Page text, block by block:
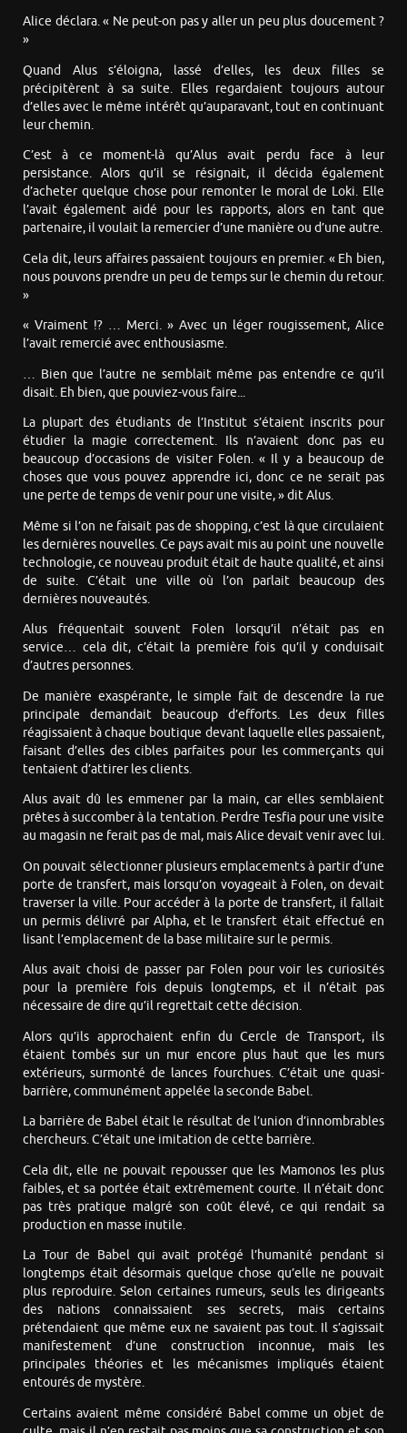
Alice déclara. « Ne peut-on pas y aller un peu plus doucement ?
»
Quand Alus s’éloigna, lassé d’elles, les deux filles se
précipitèrent à sa suite. Elles regardaient toujours autour
d’elles avec le même intérêt qu’auparavant, tout en continuant
leur chemin.
C’est à ce moment-là qu’Alus avait perdu face à leur
persistance. Alors qu’il se résignait, il décida également
d’acheter quelque chose pour remonter le moral de Loki. Elle
l’avait également aidé pour les rapports, alors en tant que
partenaire, il voulait la remercier d’une manière ou d’une autre.
Cela dit, leurs affaires passaient toujours en premier. « Eh bien,
nous pouvons prendre un peu de temps sur le chemin du retour.
»
« Vraiment !? … Merci. » Avec un léger rougissement, Alice
l’avait remercié avec enthousiasme.
… Bien que l’autre ne semblait même pas entendre ce qu’il
disait. Eh bien, que pouviez-vous faire...
La plupart des étudiants de l’Institut s’étaient inscrits pour
étudier la magie correctement. Ils n’avaient donc pas eu
beaucoup d’occasions de visiter Folen. « Il y a beaucoup de
choses que vous pouvez apprendre ici, donc ce ne serait pas
une perte de temps de venir pour une visite, » dit Alus.
Même si l’on ne faisait pas de shopping, c’est là que circulaient
les dernières nouvelles. Ce pays avait mis au point une nouvelle
technologie, ce nouveau produit était de haute qualité, et ainsi
de suite. C’était une ville où l’on parlait beaucoup des
dernières nouveautés.
Alus fréquentait souvent Folen lorsqu’il n’était pas en
service… cela dit, c’était la première fois qu’il y conduisait
d’autres personnes.
De manière exaspérante, le simple fait de descendre la rue
principale demandait beaucoup d’efforts. Les deux filles
réagissaient à chaque boutique devant laquelle elles passaient,
faisant d’elles des cibles parfaites pour les commerçants qui
tentaient d’attirer les clients.
Alus avait dû les emmener par la main, car elles semblaient
prêtes à succomber à la tentation. Perdre Tesfia pour une visite
au magasin ne ferait pas de mal, mais Alice devait venir avec lui.
On pouvait sélectionner plusieurs emplacements à partir d’une
porte de transfert, mais lorsqu’on voyageait à Folen, on devait
traverser la ville. Pour accéder à la porte de transfert, il fallait
un permis délivré par Alpha, et le transfert était effectué en
lisant l’emplacement de la base militaire sur le permis.
Alus avait choisi de passer par Folen pour voir les curiosités
pour la première fois depuis longtemps, et il n’était pas
nécessaire de dire qu’il regrettait cette décision.
Alors qu’ils approchaient enfin du Cercle de Transport, ils
étaient tombés sur un mur encore plus haut que les murs
extérieurs, surmonté de lances fourchues. C’était une quasi-
barrière, communément appelée la seconde Babel.
La barrière de Babel était le résultat de l’union d’innombrables
chercheurs. C’était une imitation de cette barrière.
Cela dit, elle ne pouvait repousser que les Mamonos les plus
faibles, et sa portée était extrêmement courte. Il n’était donc
pas très pratique malgré son coût élevé, ce qui rendait sa
production en masse inutile.
La Tour de Babel qui avait protégé l’humanité pendant si
longtemps était désormais quelque chose qu’elle ne pouvait
plus reproduire. Selon certaines rumeurs, seuls les dirigeants
des nations connaissaient ses secrets, mais certains
prétendaient que même eux ne savaient pas tout. Il s’agissait
manifestement d’une construction inconnue, mais les
principales théories et les mécanismes impliqués étaient
entourés de mystère.
Certains avaient même considéré Babel comme un objet de